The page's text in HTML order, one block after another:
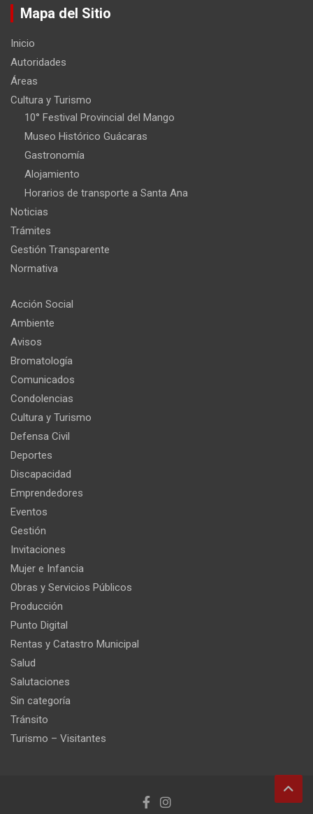
Mapa del Sitio
Inicio
Autoridades
Áreas
Cultura y Turismo
10° Festival Provincial del Mango
Museo Histórico Guácaras
Gastronomía
Alojamiento
Horarios de transporte a Santa Ana
Noticias
Trámites
Gestión Transparente
Normativa
Acción Social
Ambiente
Avisos
Bromatología
Comunicados
Condolencias
Cultura y Turismo
Defensa Civil
Deportes
Discapacidad
Emprendedores
Eventos
Gestión
Invitaciones
Mujer e Infancia
Obras y Servicios Públicos
Producción
Punto Digital
Rentas y Catastro Municipal
Salud
Salutaciones
Sin categoría
Tránsito
Turismo – Visitantes